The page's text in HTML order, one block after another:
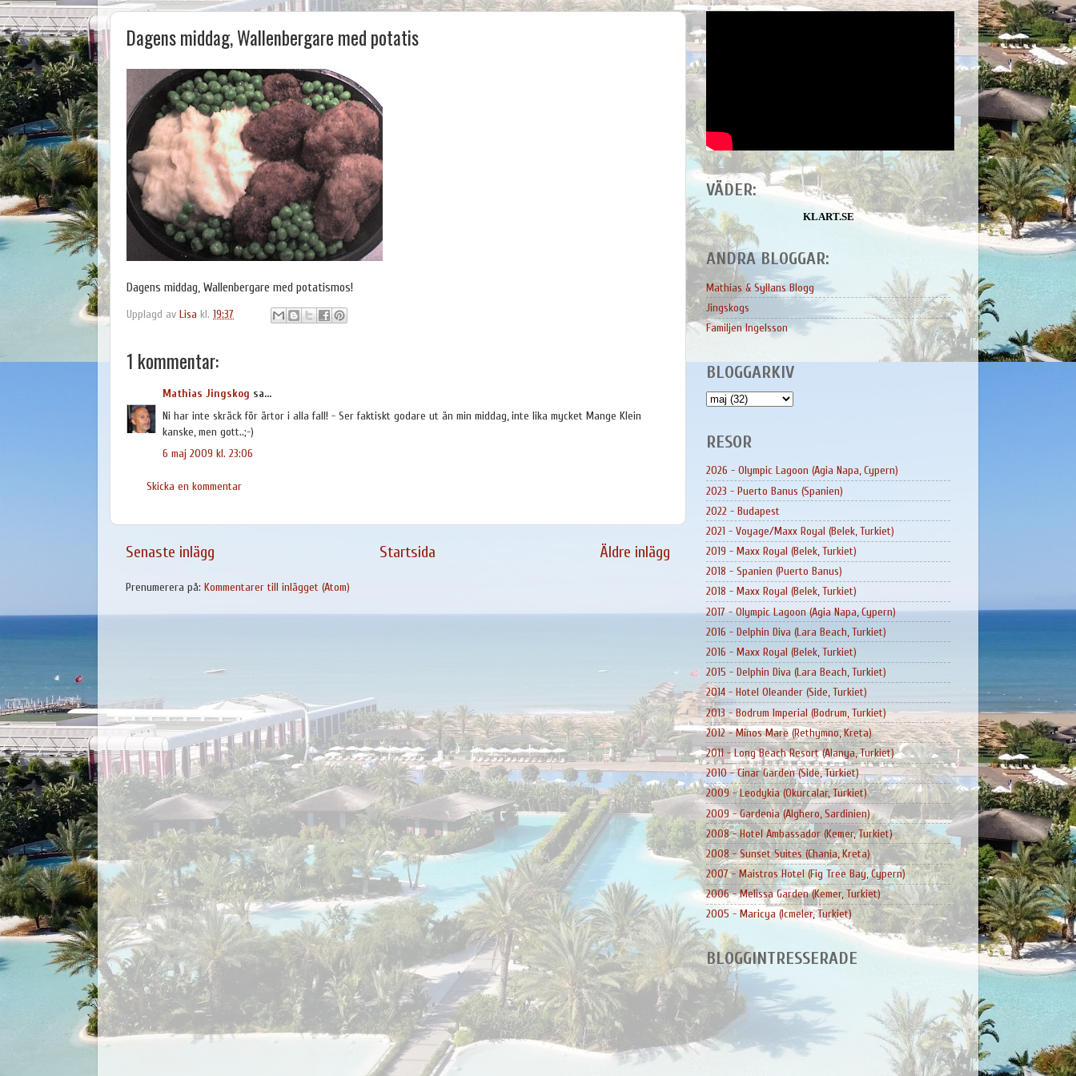
Dagens middag, Wallenbergare med potatis
Dagens middag, Wallenbergare med potatismos!
Upplagd av Lisa kl. 19:37
1 kommentar:
Mathias Jingskog sa...
Ni har inte skräck för ärtor i alla fall! - Ser faktiskt godare ut än min middag, inte lika mycket Mange Klein
kanske, men gott..;-)
6 maj 2009 kl. 23:06
Skicka en kommentar
Senaste inlägg Äldre inlägg
Startsida
Prenumerera på: Kommentarer till inlägget (Atom)
VÄDER:
KLART.SE
ANDRA BLOGGAR:
Mathias & Syllans Blogg
Jingskogs
Familjen Ingelsson
BLOGGARKIV
RESOR
2026 - Olympic Lagoon (Agia Napa, Cypern)
2023 - Puerto Banus (Spanien)
2022 - Budapest
2021 - Voyage/Maxx Royal (Belek, Turkiet)
2019 - Maxx Royal (Belek, Turkiet)
2018 - Spanien (Puerto Banus)
2018 - Maxx Royal (Belek, Turkiet)
2017 - Olympic Lagoon (Agia Napa, Cypern)
2016 - Delphin Diva (Lara Beach, Turkiet)
2016 - Maxx Royal (Belek, Turkiet)
2015 - Delphin Diva (Lara Beach, Turkiet)
2014 - Hotel Oleander (Side, Turkiet)
2013 - Bodrum Imperial (Bodrum, Turkiet)
2012 - Minos Mare (Rethymno, Kreta)
2011 - Long Beach Resort (Alanya, Turkiet)
2010 - Cinar Garden (Side, Turkiet)
2009 - Leodykia (Okurcalar, Turkiet)
2009 - Gardenia (Alghero, Sardinien)
2008 - Hotel Ambassador (Kemer, Turkiet)
2008 - Sunset Suites (Chania, Kreta)
2007 - Maistros Hotel (Fig Tree Bay, Cypern)
2006 - Melissa Garden (Kemer, Turkiet)
2005 - Maricya (Icmeler, Turkiet)
BLOGGINTRESSERADE